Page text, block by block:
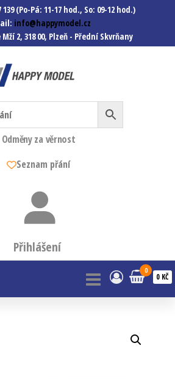
139 (Po-Pá: 11-17 hod., So: 09-12 hod.)
info@happymodel.cz
2, 318 00, Plzeň - Přední Skvrňany
Modely autíček, modelová
železnice, mašinky, vagóny a
mnohem víc.
Odměny za věrnost
Seznam přání
Přihlášení
0
0 KČ